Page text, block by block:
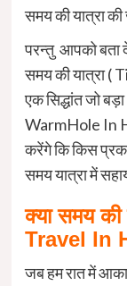
समय की यात्रा
परन्तु आपको बता दे
समय की यात्रा (
एक सिद्धांत जो
WarmHole In
करेंगे कि किस
समय यात्रा में
क्या समय
Travel In
जब हम रात में